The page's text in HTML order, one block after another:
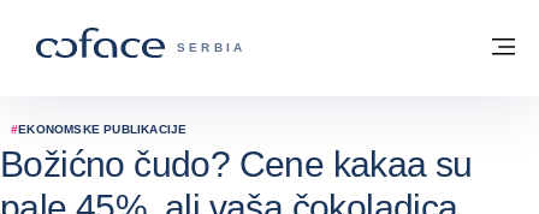
COFACE FOR TRADE - POČETNA
SERBIA
Povratak na početnu stranicu
#EKONOMSKE PUBLIKACIJE
Božićno čudo? Cene kakaa su